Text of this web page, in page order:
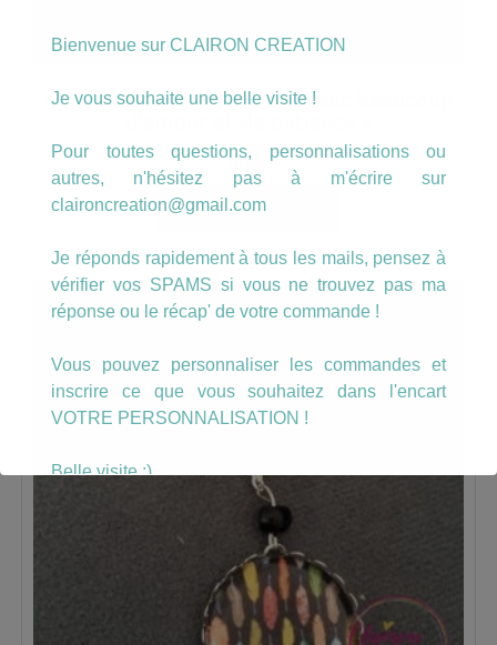
« Les jolies choses se font avec beaucoup
18.00 €
AJOUTER AU PANIER
Bienvenue sur CLAIRON CREATION
Je vous souhaite une belle visite !
Pour toutes questions, personnalisations ou
autres, n'hésitez pas à m'écrire sur
claironcreation@gmail.com
Je réponds rapidement à tous les mails, pensez à
vérifier vos SPAMS si vous ne trouvez pas ma
réponse ou le récap' de votre commande !
Vous pouvez personnaliser les commandes et
inscrire ce que vous souhaitez dans l'encart
VOTRE PERSONNALISATION !
Belle visite :)